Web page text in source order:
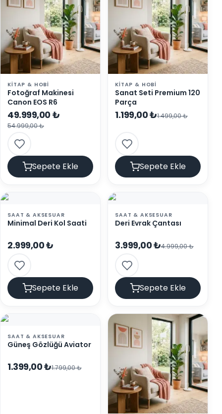
KITAP & HOBI
Fotoğraf Makinesi
Canon EOS R6
49.999,00 ₺
54.999,00 ₺
Sepete Ekle
KITAP & HOBI
Sanat Seti Premium 120
Parça
1.199,00 ₺1.499,00 ₺
Sepete Ekle
SAAT & AKSESUAR
Minimal Deri Kol Saati
2.999,00 ₺
Sepete Ekle
SAAT & AKSESUAR
Deri Evrak Çantası
3.999,00 ₺4.999,00 ₺
Sepete Ekle
SAAT & AKSESUAR
Güneş Gözlüğü Aviator
1.399,00 ₺1.799,00 ₺